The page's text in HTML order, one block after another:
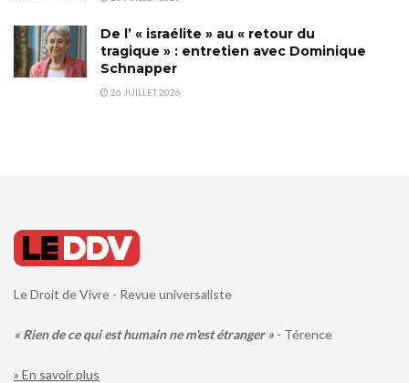
De l’ « israélite » au « retour du
tragique » : entretien avec Dominique
Schnapper
26 JUILLET 2026
Le Droit de Vivre - Revue universaliste
« Rien de ce qui est humain ne m'est étranger » - Térence
» En savoir plus